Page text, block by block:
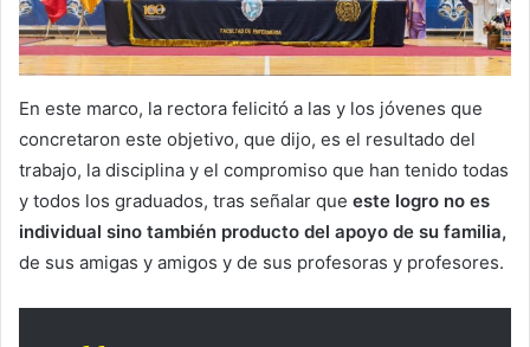
En este marco, la rectora felicitó a las y los jóvenes que
concretaron este objetivo, que dijo, es el resultado del
trabajo, la disciplina y el compromiso que han tenido todas
y todos los graduados, tras señalar que este logro no es
individual sino también producto del apoyo de su familia,
de sus amigas y amigos y de sus profesoras y profesores.